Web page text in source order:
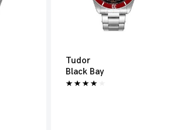
Tudor
Black Bay